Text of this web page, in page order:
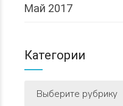
Май 2017
Категории
Выберите рубрику